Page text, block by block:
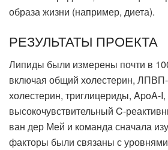
образа жизни (например, диета).
РЕЗУЛЬТАТЫ ПРОЕКТА
Липиды были измерены почти в
включая общий холестерин,
холестерин, триглицериды, ApoA-
высокочувствительный C-
ван дер Мей и команда сначала
факторы были связаны с